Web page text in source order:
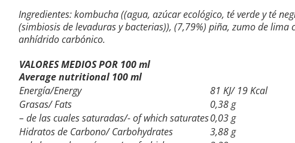
Ingredientes: kombucha ((agua, azúcar ecológico, té verde y té
(simbiosis de levaduras y bacterias)), (7,79%) piña, zumo de lima
anhídrido carbónico.
VALORES MEDIOS POR 100 ml
Average nutritional 100 ml
Energía/Energy
81 KJ/ 19 Kcal
Grasas/ Fats
0,38 g
– de las cuales saturadas/- of which saturates0,03 g
Hidratos de Carbono/ Carbohydrates
3,88 g